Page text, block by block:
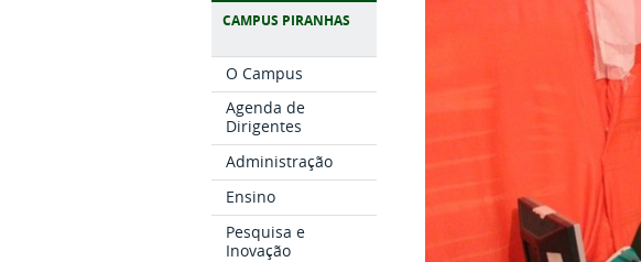
CAMPUS PIRANHAS
O Campus
Agenda de
Dirigentes
Administração
Ensino
Pesquisa e
Inovação